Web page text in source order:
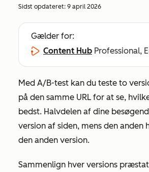
Sidst opdateret: 9 april 2026
Gælder for:
Content Hub Professional,
Med A/B-test kan du teste to
på den samme URL for at se,
bedst. Halvdelen af dine
version af siden, mens den anden
den anden version.
Sammenlign hver versions